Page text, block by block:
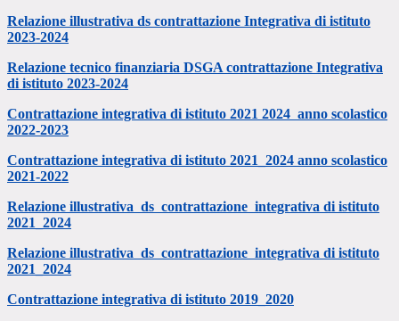
Relazione illustrativa ds contrattazione Integrativa di istituto
2023-2024
Relazione tecnico finanziaria DSGA contrattazione Integrativa
di istituto 2023-2024
Contrattazione integrativa di istituto 2021 2024 anno scolastico
2022-2023
Contrattazione integrativa di istituto 2021_2024 anno scolastico
2021-2022
Relazione illustrativa ds contrattazione integrativa di istituto
2021_2024
Relazione illustrativa ds contrattazione integrativa di istituto
2021_2024
Contrattazione integrativa di istituto 2019_2020